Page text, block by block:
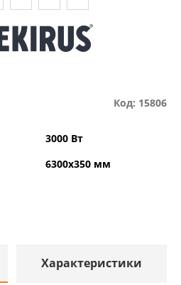
Код: 15806
3000 Вт
6300х350 мм
Характеристики